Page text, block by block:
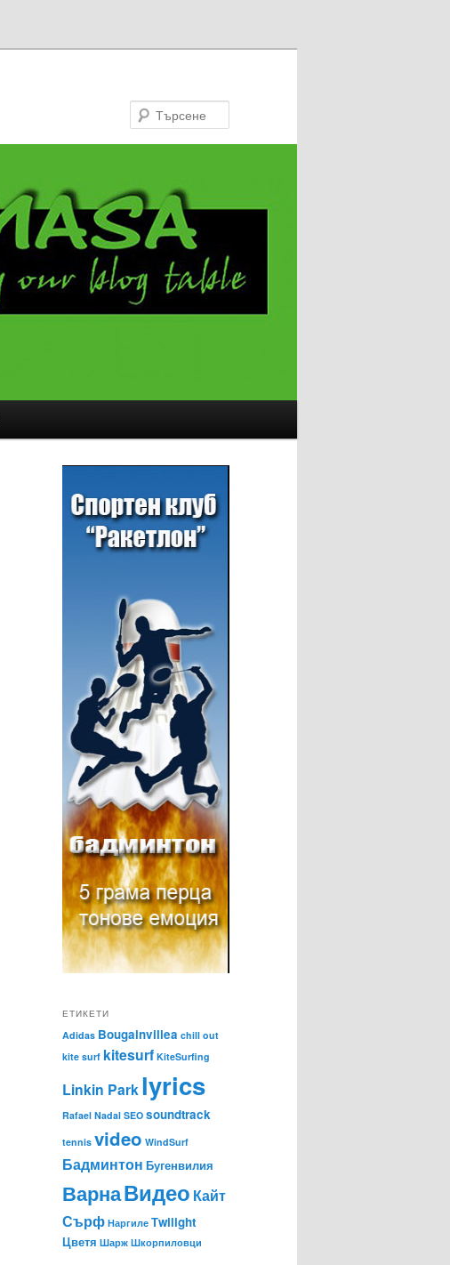
ЕТИКЕТИ
Adidas Bougainvillea chill out
kite surf kitesurf KiteSurfing
Linkin Parklyrics
Rafael Nadal SEO soundtrack
tennis video WindSurf
Бадминтон Бугенвилия
ВарнаВидео Кайт
Сърф Наргиле Тwilight
Цветя Шарж Шкорпиловци